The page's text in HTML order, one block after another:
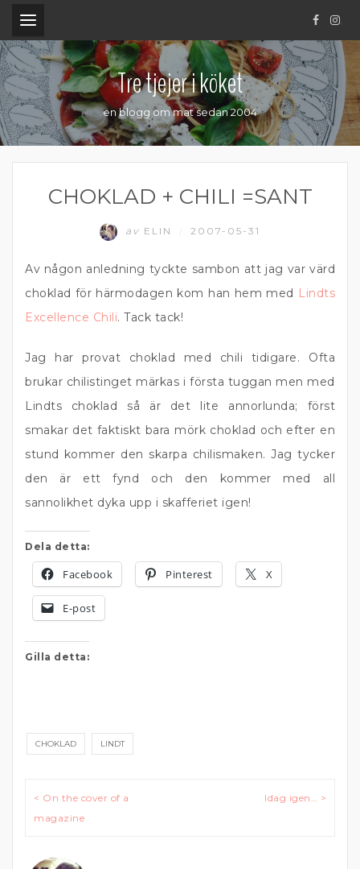
.
Tre tjejer i köket
en blogg om mat sedan 2004
CHOKLAD + CHILI =SANT
av ELIN 2007-05-31
Av någon anledning tyckte sambon att jag var värd
choklad för härmodagen kom han hem med Lindts
Excellence Chili. Tack tack!
Jag har provat choklad med chili tidigare. Ofta
brukar chilistinget märkas i första tuggan men med
Lindts choklad så är det lite annorlunda; först
smakar det faktiskt bara mörk choklad och efter en
stund kommer den skarpa chilismaken. Jag tycker
den är ett fynd och den kommer med all
sannolikhet dyka upp i skafferiet igen!
Dela detta:
Facebook Pinterest X
E-post
Gilla detta:
CHOKLAD LINDT
Inläggsnavigering
< On the cover of a
magazine
Idag igen… >